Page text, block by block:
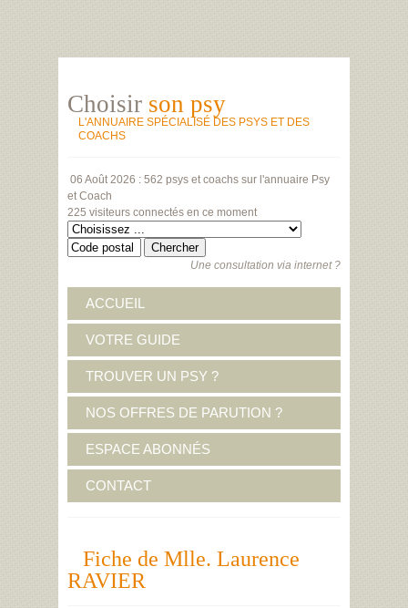
Choisir son psy
L'ANNUAIRE SPÉCIALISÉ DES PSYS ET DES
COACHS
06 Août 2026 : 562 psys et coachs sur l'annuaire Psy
et Coach
225 visiteurs connectés en ce moment
Une consultation via internet ?
ACCUEIL
VOTRE GUIDE
TROUVER UN PSY ?
NOS OFFRES DE PARUTION ?
ESPACE ABONNÉS
CONTACT
Fiche de Mlle. Laurence
RAVIER